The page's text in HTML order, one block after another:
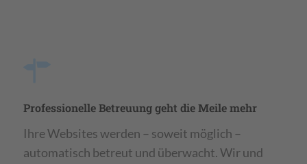
Professionelle Betreuung geht die Meile mehr
Ihre Websites werden – soweit möglich –
automatisch betreut und überwacht. Wir und